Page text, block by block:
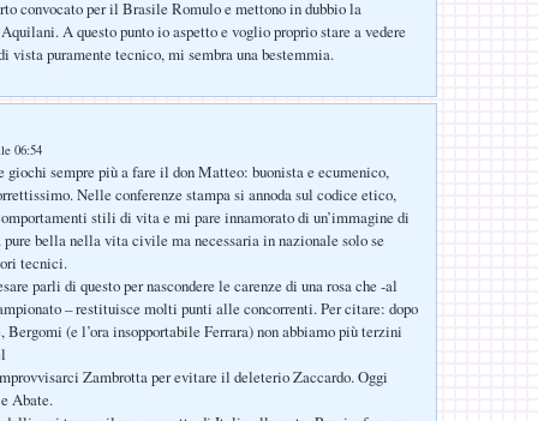
convocato per il Brasile Romulo e mettono in dubbio la
A questo punto io aspetto e voglio proprio stare a vedere
vista puramente tecnico, mi sembra una bestemmia.
06:54
giochi sempre più a fare il don Matteo: buonista e ecumenico,
Nelle conferenze stampa si annoda sul codice etico,
stili di vita e mi pare innamorato di un’immagine di
bella nella vita civile ma necessaria in nazionale solo se
tecnici.
parli di questo per nascondere le carenze di una rosa che -al
– restituisce molti punti alle concorrenti. Per citare: dopo
Bergomi (e l’ora insopportabile Ferrara) non abbiamo più terzini
Zambrotta per evitare il deleterio Zaccardo. Oggi
Abate.